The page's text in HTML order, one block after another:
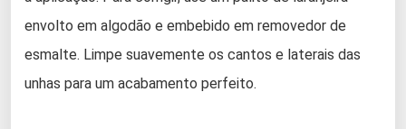
envolto em algodão e embebido em removedor de
esmalte. Limpe suavemente os cantos e laterais das
unhas para um acabamento perfeito.